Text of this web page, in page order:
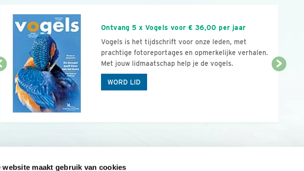
website maakt gebruik van cookies
Ontvang 5 x Vogels voor € 36,00 per jaar
Vogels is het tijdschrift voor onze leden, met
prachtige fotoreportages en opmerkelijke verhalen.
Met jouw lidmaatschap help je de vogels.
WORD LID